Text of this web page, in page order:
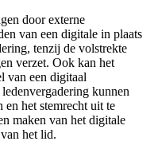
door externe
van een digitale in plaats
tenzij de volstrekte
verzet. Ook kan het
van een digitaal
kunnen
en het stemrecht uit te
maken van het digitale
het lid.